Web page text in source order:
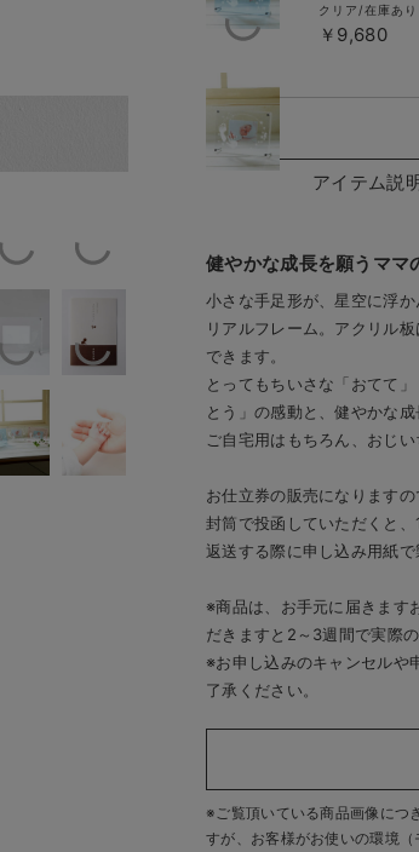
クリア/在庫あり
￥9,680
アイテム説
健やかな成長を願うママ
小さな手足形が、星空に浮
リアルフレーム。アクリル
できます。
とってもちいさな「おてて
とう」の感動と、健やかな
ご自宅用はもちろん、おじ
お仕立券の販売になります
封筒で投函していただくと
返送する際に申し込み用紙
※商品は、お手元に届きます
だきますと2～3週間で実際
※お申し込みのキャンセルや
了承ください。
※ご覧頂いている商品画像につ
すが、 お客様がお使いの環境